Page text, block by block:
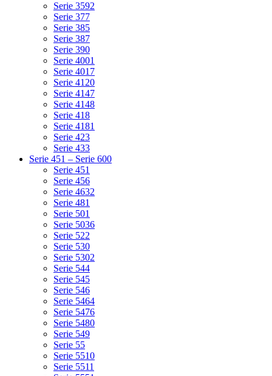
Serie 3592
Serie 377
Serie 385
Serie 387
Serie 390
Serie 4001
Serie 4017
Serie 4120
Serie 4147
Serie 4148
Serie 418
Serie 4181
Serie 423
Serie 433
Serie 451 – Serie 600
Serie 451
Serie 456
Serie 4632
Serie 481
Serie 501
Serie 5036
Serie 522
Serie 530
Serie 5302
Serie 544
Serie 545
Serie 546
Serie 5464
Serie 5476
Serie 5480
Serie 549
Serie 55
Serie 5510
Serie 5511